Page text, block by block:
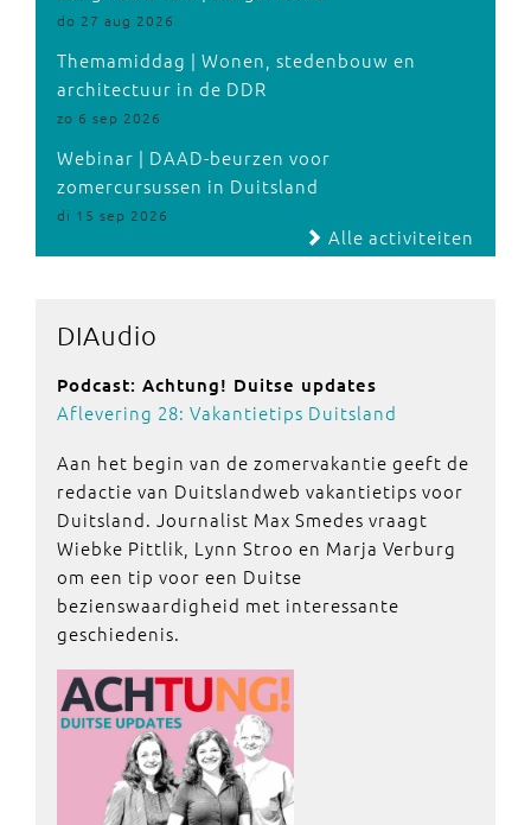
do 27 aug 2026
Themamiddag | Wonen, stedenbouw en
architectuur in de DDR
zo 6 sep 2026
Webinar | DAAD-beurzen voor
zomercursussen in Duitsland
di 15 sep 2026
Alle activiteiten
DIAudio
Podcast: Achtung! Duitse updates
Aflevering 28: Vakantietips Duitsland
Aan het begin van de zomervakantie geeft de
redactie van Duitslandweb vakantietips voor
Duitsland. Journalist Max Smedes vraagt
Wiebke Pittlik, Lynn Stroo en Marja Verburg
om een tip voor een Duitse
bezienswaardigheid met interessante
geschiedenis.